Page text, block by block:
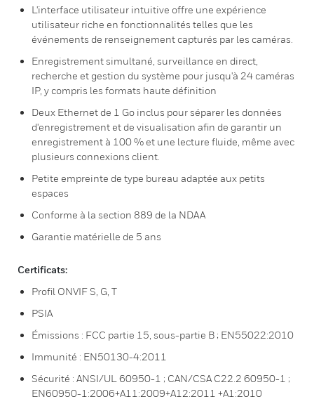
L'interface utilisateur intuitive offre une expérience
utilisateur riche en fonctionnalités telles que les
événements de renseignement capturés par les caméras.
Enregistrement simultané, surveillance en direct,
recherche et gestion du système pour jusqu'à 24 caméras
IP, y compris les formats haute définition
Deux Ethernet de 1 Go inclus pour séparer les données
d'enregistrement et de visualisation afin de garantir un
enregistrement à 100 % et une lecture fluide, même avec
plusieurs connexions client.
Petite empreinte de type bureau adaptée aux petits
espaces
Conforme à la section 889 de la NDAA
Garantie matérielle de 5 ans
Certificats:
Profil ONVIF S, G, T
PSIA
Émissions : FCC partie 15, sous-partie B ; EN55022:2010
Immunité : EN50130-4:2011
Sécurité : ANSI/UL 60950-1 ; CAN/CSA C22.2 60950-1 ;
EN60950-1:2006+A11:2009+A12:2011 +A1:2010